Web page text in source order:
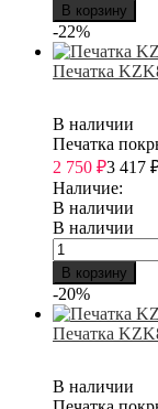
В корзину
-22%
Печатка
В наличии
Печатка
2 750 ₽3 417
Наличие:
В наличии
В наличии
В корзину
-20%
Печатка
В наличии